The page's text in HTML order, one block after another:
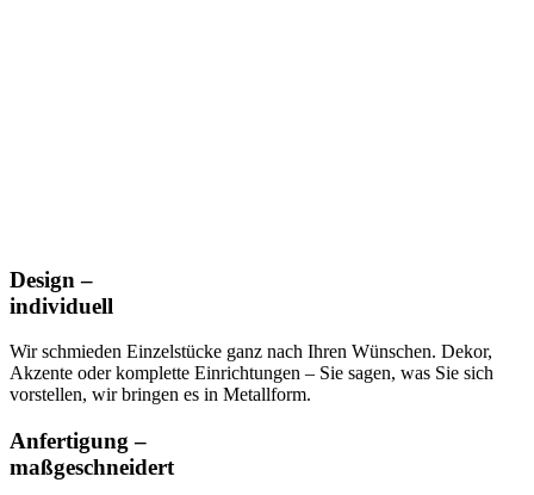
Design –
individuell
Wir schmieden Einzelstücke ganz nach Ihren Wünschen. Dekor,
Akzente oder komplette Einrichtungen – Sie sagen, was Sie sich
vorstellen, wir bringen es in Metallform.
Anfertigung –
maßgeschneidert